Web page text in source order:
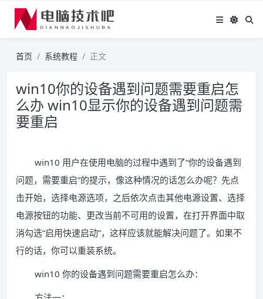
首页 系统教程 正文
win10你的设备遇到问题需要重启怎
么办 win10显示你的设备遇到问题需
要重启
win10 用户在使用电脑的过程中遇到了“你的设备遇到
问题，需要重启”的提示，像这种情况的话怎么办呢？先点
击开始，选择电源选项，之后依次点击其他电源设置、选择
电源按钮的功能、更改当前不可用的设置，在打开界面中取
消勾选“启用快速启动”，这样应该就能解决问题了。如果不
行的话，你可以重装系统。
win10 你的设备遇到问题需要重启怎么办：